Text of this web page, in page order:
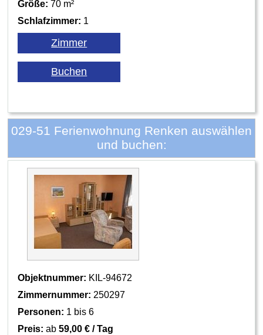
Größe: 70 m²
Schlafzimmer: 1
029-51 Ferienwohnung Renken auswählen
und buchen:
Objektnummer: KIL-94672
Zimmernummer: 250297
Personen: 1 bis 6
Preis: ab59,00 € / Tag